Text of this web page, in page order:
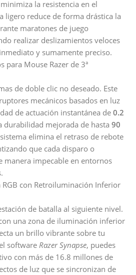
la resistencia en el
ligero reduce de forma drástica la
maratones de juego
realizar deslizamientos veloces
y sumamente preciso.
para Mouse Razer de 3ª
de doble clic no deseado. Este
mecánicos basados en luz
de actuación instantánea de 0.2
durabilidad mejorada de hasta 90
elimina el retraso de rebote
que cada disparo o
manera impecable en entornos
con Retroiluminación Inferior
de batalla al siguiente nivel.
una zona de iluminación inferior
un brillo vibrante sobre tu
software Razer Synapse, puedes
con más de 16.8 millones de
de luz que se sincronizan de